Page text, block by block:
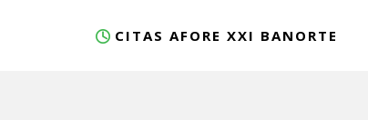
CITAS AFORE XXI BANORTE